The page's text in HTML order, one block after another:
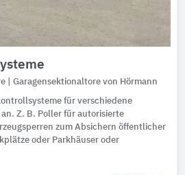
| Garagensektionaltore von Hörmann
für verschiedene
Z. B. Poller für autorisierte
zum Absichern öffentlicher
oder Parkhäuser oder